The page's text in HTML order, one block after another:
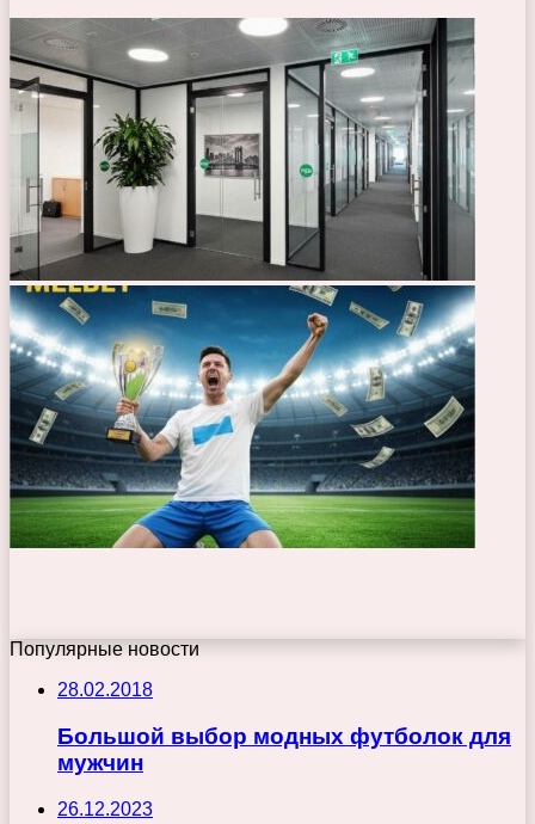
Популярные новости
28.02.2018
Большой выбор модных футболок для
мужчин
26.12.2023